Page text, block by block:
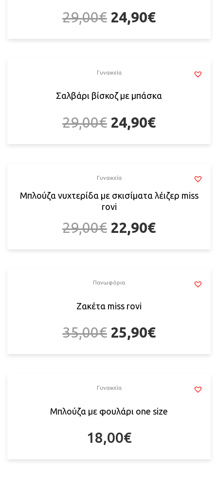
29,00€ 24,90€
Γυναικεία
Σαλβάρι βίσκοζ με μπάσκα
29,00€ 24,90€
Γυναικεία
Μπλούζα νυχτερίδα με σκισίματα λέιζερ miss
rovi
29,00€ 22,90€
Πανωφόρια
Ζακέτα miss rovi
35,00€ 25,90€
Γυναικεία
Μπλούζα με φουλάρι one size
18,00€